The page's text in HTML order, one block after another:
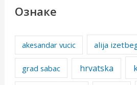
Ознаке
akesandar vucic alija
grad sabac hrvatska